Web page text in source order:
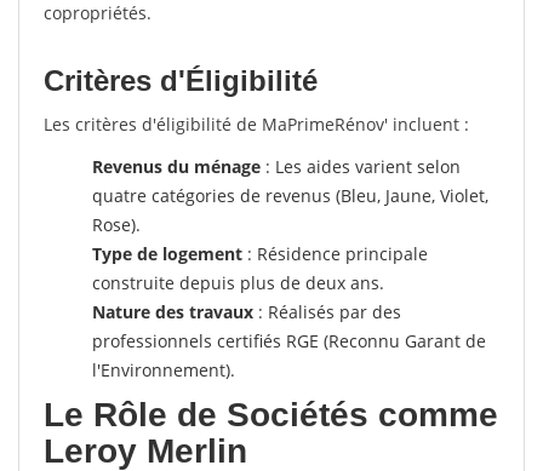
copropriétés.
Critères d'Éligibilité
Les critères d'éligibilité de MaPrimeRénov' incluent :
Revenus du ménage : Les aides varient selon
quatre catégories de revenus (Bleu, Jaune, Violet,
Rose).
Type de logement : Résidence principale
construite depuis plus de deux ans.
Nature des travaux : Réalisés par des
professionnels certifiés RGE (Reconnu Garant de
l'Environnement).
Le Rôle de Sociétés comme
Leroy Merlin